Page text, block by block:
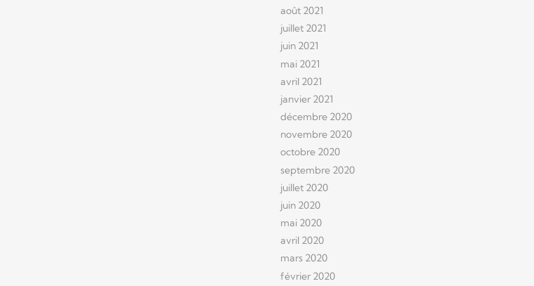
août 2021
juillet 2021
juin 2021
mai 2021
avril 2021
janvier 2021
décembre 2020
novembre 2020
octobre 2020
septembre 2020
juillet 2020
juin 2020
mai 2020
avril 2020
mars 2020
février 2020